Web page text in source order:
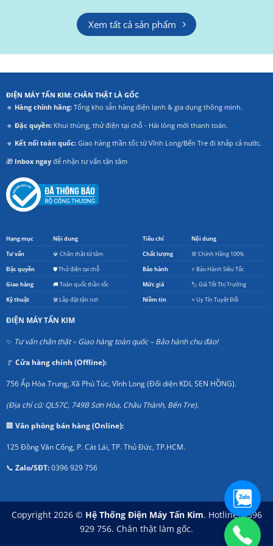
Xem tất cả sản phẩm
ĐIỆN MÁY TẤN KIM: CHÂN THẬT LÀ GỐC
🔹 Hàng chính hãng:Tổng kho sẵn hàng điện lạnh & gia dụng thông minh.
🔹 Đặc quyền:Khui thùng, thử điện tại chỗ - Hài lòng mới thanh toán.
🔹 Kết nối toàn quốc:Giao hàng thần tốc từ Vĩnh Long/Bến Tre đi khắp cả nước.
🎁 Inbox ngayđể nhận tư vấn tận tâm
Hạng mục Nội dung
Tư vấn 💎 Chân thật từ tâm
Đặc quyền 🛡️ Thử điện tại chỗ
Giao hàng 🚚 Toàn quốc thần tốc
Kỹ thuật 🛠️ Lắp đặt tận nơi
Tiêu chí Nội dung
Chất lượng 💯 Chính Hãng 100%
Bảo hành ⚡ Bảo Hành Siêu Tốc
Mức giá 🏷️ Giá Tốt Thị Trường
Niềm tin ⭐ Uy Tín Tuyệt Đối
ĐIỆN MÁY TẤN KIM
✨ Tư vấn chân thật – Giao hàng toàn quốc – Bảo hành chu đáo!
🚩 Cửa hàng chính (Offline):
756 Ấp Hòa Trung, Xã Phú Túc, Vĩnh Long (Đối diện KDL SEN HỒNG).
(Địa chỉ cũ: QL57C, 749B Sơn Hòa, Châu Thành, Bến Tre).
🏢 Văn phòng bán hàng (Online):
125 Đồng Văn Cống, P. Cát Lái, TP. Thủ Đức, TP.HCM.
📞 Zalo/SĐT:0396 929 756
Copyright 2026 © Hệ Thống Điện Máy Tấn Kim. Hotline: 0396
929 756. Chân thật làm gốc.